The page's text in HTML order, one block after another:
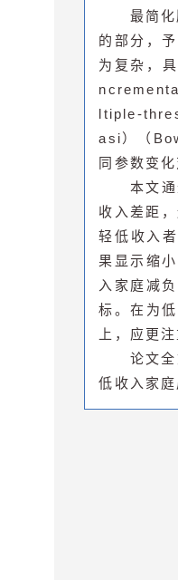
最简
的部分，
为复杂，
ltiple-
asi）（
同参数变
本文
收入差距
轻低收入
果显示缩
入家庭减
标。在为
上，应更
论文
低收入家